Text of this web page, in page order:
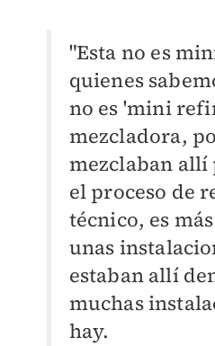
"Esta no es
quienes
no es 'mini
mezcladora,
mezclaban allí
el proceso de
técnico, es
unas
estaban allí
muchas
hay.